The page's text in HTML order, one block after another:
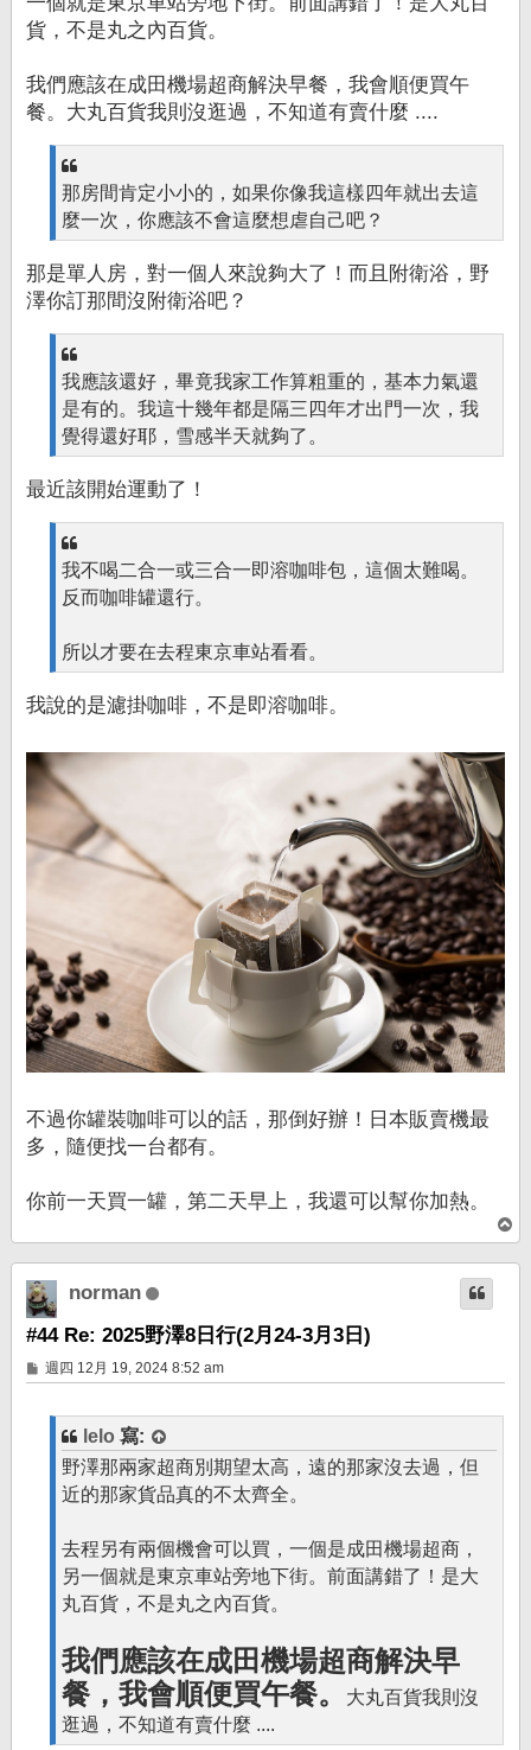
貨，不是丸之內百貨。
我們應該在成田機場超商解決早餐，我會順便買午
餐。大丸百貨我則沒逛過，不知道有賣什麼 ....
那房間肯定小小的，如果你像我這樣四年就出去這
麼一次，你應該不會這麼想虐自己吧？
那是單人房，對一個人來說夠大了！而且附衛浴，野
澤你訂那間沒附衛浴吧？
我應該還好，畢竟我家工作算粗重的，基本力氣還
是有的。我這十幾年都是隔三四年才出門一次，我
覺得還好耶，雪感半天就夠了。
最近該開始運動了！
我不喝二合一或三合一即溶咖啡包，這個太難喝。
反而咖啡罐還行。
所以才要在去程東京車站看看。
我說的是濾掛咖啡，不是即溶咖啡。
不過你罐裝咖啡可以的話，那倒好辦！日本販賣機最
多，隨便找一台都有。
你前一天買一罐，第二天早上，我還可以幫你加熱。
頂
端
norman
#44 Re: 2025野澤8日行(2月24-3月3日)
文
章
週四 12月 19, 2024 8:52 am
lelo 寫:
野澤那兩家超商別期望太高，遠的那家沒去過，但
近的那家貨品真的不太齊全。
去程另有兩個機會可以買，一個是成田機場超商，
另一個就是東京車站旁地下街。前面講錯了！是大
丸百貨，不是丸之內百貨。
我們應該在成田機場超商解決早
餐，我會順便買午餐。
大丸百貨我則沒
逛過，不知道有賣什麼 ....